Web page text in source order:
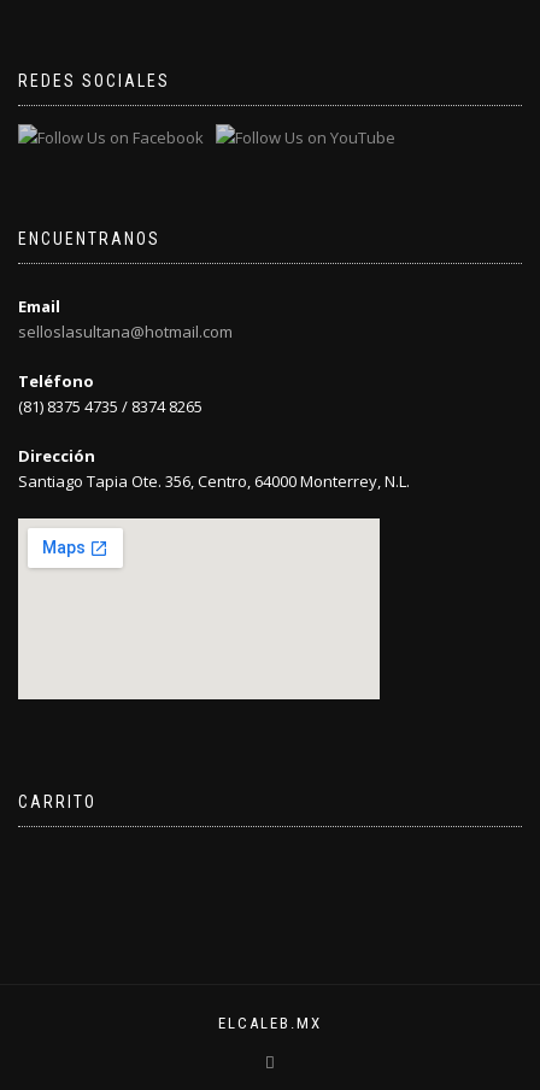
REDES SOCIALES
ENCUENTRANOS
Email
selloslasultana@hotmail.com
Teléfono
(81) 8375 4735 / 8374 8265
Dirección
Santiago Tapia Ote. 356, Centro, 64000 Monterrey, N.L.
CARRITO
ELCALEB.MX